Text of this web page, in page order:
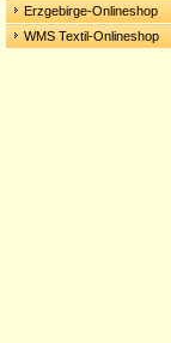
Erzgebirge-Onlineshop
WMS Textil-Onlineshop